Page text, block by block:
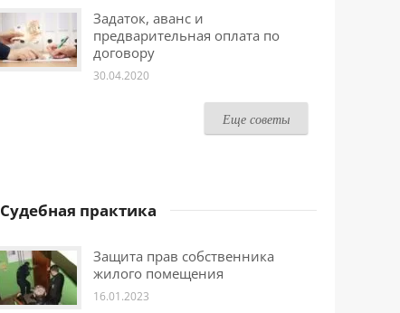
Задаток, аванс и
предварительная оплата по
договору
30.04.2020
Еще советы
Судебная практика
Защита прав собственника
жилого помещения
16.01.2023